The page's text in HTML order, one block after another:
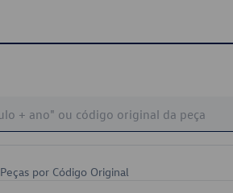
Peças por Código Original